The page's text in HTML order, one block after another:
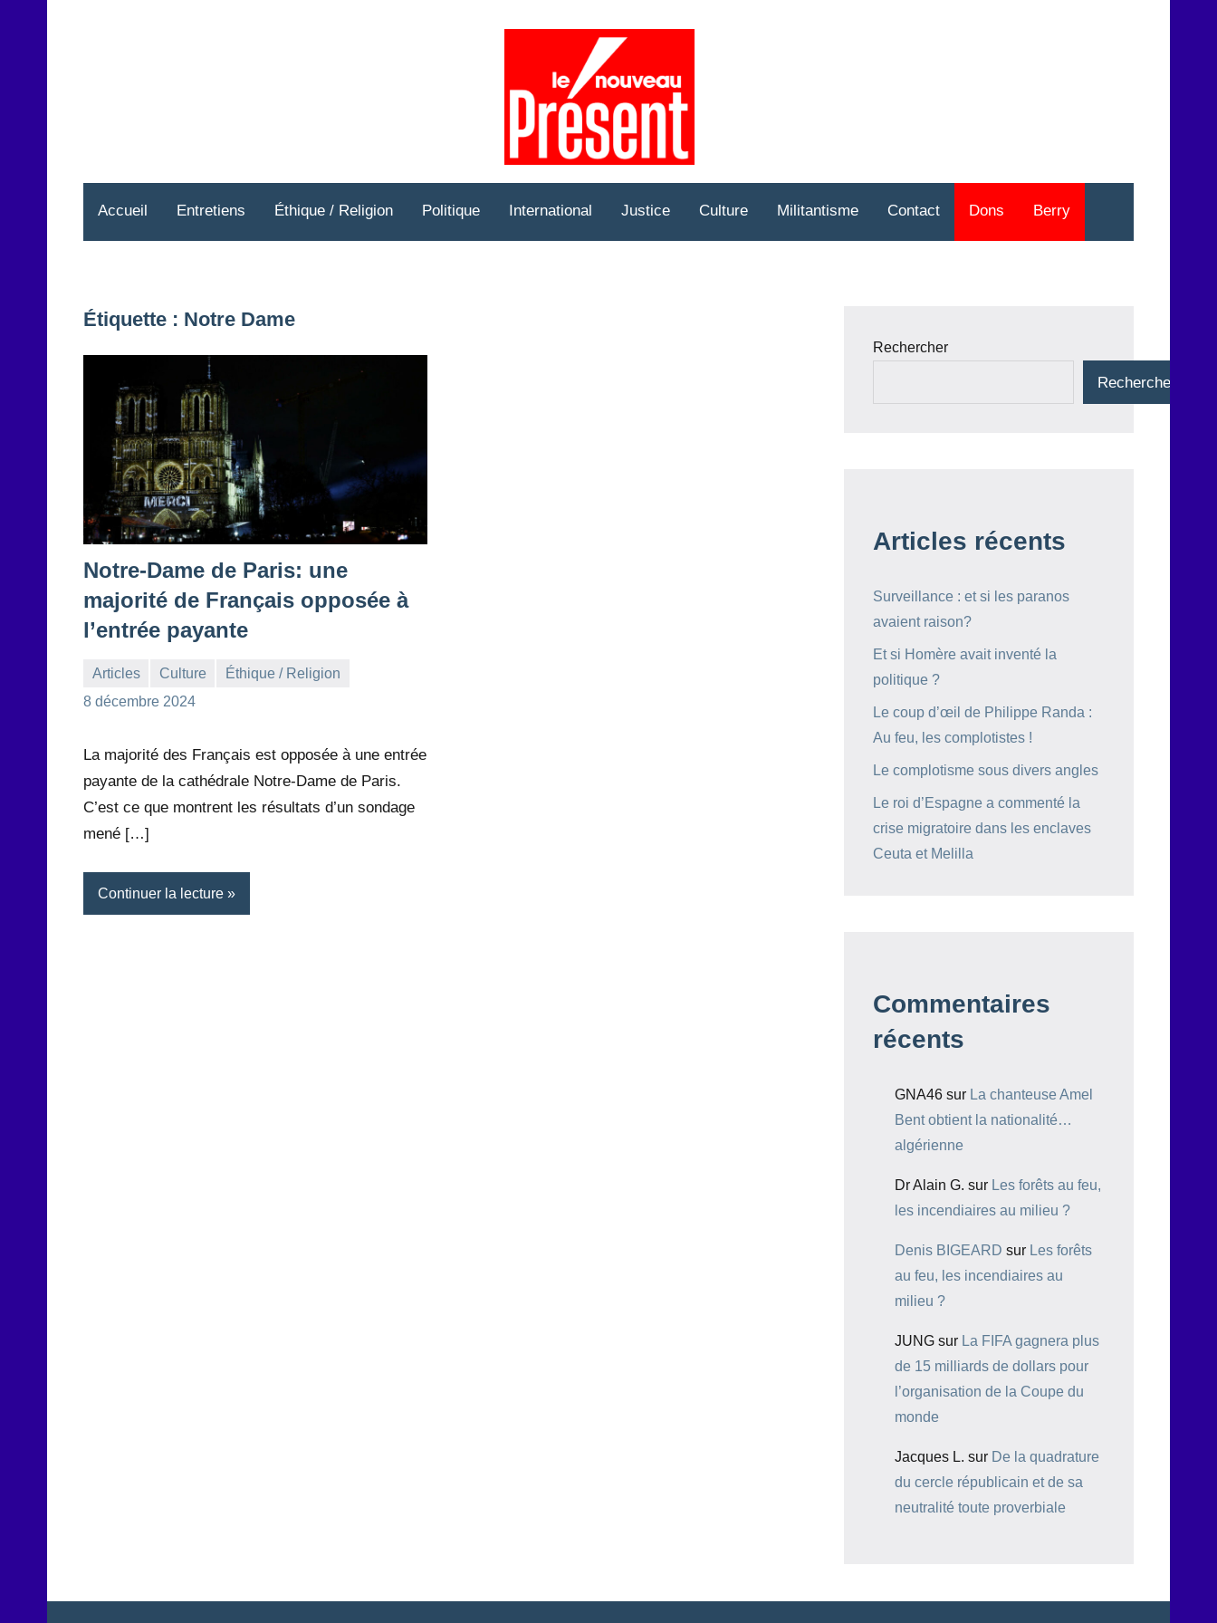
Accueil Entretiens Éthique / Religion Politique International Justice Culture Militantisme Contact Dons Berry
Étiquette : Notre Dame
Notre-Dame de Paris: une
majorité de Français opposée à
l’entrée payante
Articles Culture
Éthique / Religion
8 décembre 2024
la
1
La majorité des Français est opposée à une entrée
payante de la cathédrale Notre-Dame de Paris.
C’est ce que montrent les résultats d’un sondage
mené […]
Continuer la lecture
Rechercher
Rechercher
Articles récents
Surveillance : et si les paranos
avaient raison?
Et si Homère avait inventé la
politique ?
Le coup d’œil de Philippe Randa :
Au feu, les complotistes !
Le complotisme sous divers angles
Le roi d’Espagne a commenté la
crise migratoire dans les enclaves
Ceuta et Melilla
Commentaires
récents
GNA46 sur La chanteuse Amel
Bent obtient la nationalité…
algérienne
Dr Alain G. sur Les forêts au feu,
les incendiaires au milieu ?
Denis BIGEARD sur Les forêts
au feu, les incendiaires au
milieu ?
JUNG sur La FIFA gagnera plus
de 15 milliards de dollars pour
l’organisation de la Coupe du
monde
Jacques L. sur De la quadrature
du cercle républicain et de sa
neutralité toute proverbiale